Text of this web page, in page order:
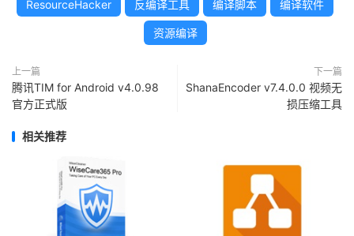
ResourceHacker 反编译工具 编译脚本 编译软件
资源编译
上一篇
腾讯TIM for Android v4.0.98
官方正式版
下一篇
ShanaEncoder v7.4.0.0 视频无
损压缩工具
相关推荐